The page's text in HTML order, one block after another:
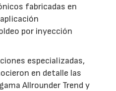
fabricadas en
por inyección
especializadas,
en detalle las
Allrounder Trend y